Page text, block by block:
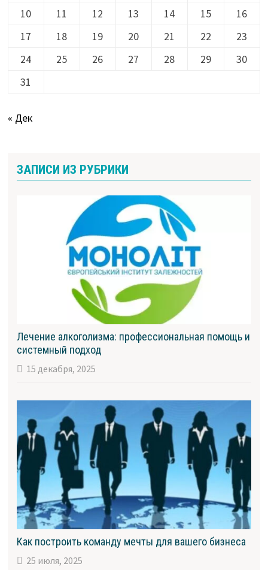
10 11 12 13 14 15
16
17
18 19 20 21 22
23
24
25 26 27 28 29
30
31
« Дек
ЗАПИСИ ИЗ РУБРИКИ
Лечение алкоголизма: профессиональная помощь и
системный подход
15 декабря, 2025
Как построить команду мечты для вашего бизнеса
25 июля, 2025